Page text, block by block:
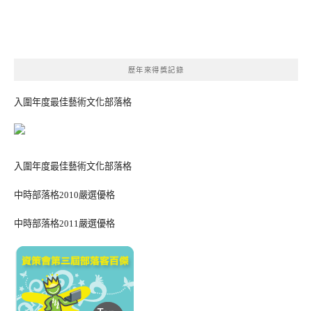
歷年來得獎記錄
入圍年度最佳藝術文化部落格
入圍年度最佳藝術文化部落格
中時部落格2010嚴選優格
中時部落格2011嚴選優格